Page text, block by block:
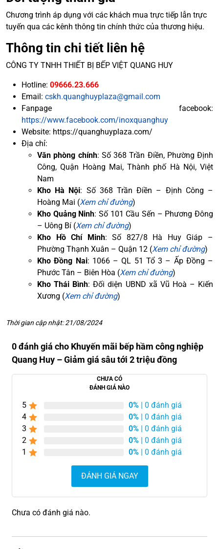
Chương trình áp dụng với các khách mua trực tiếp lẫn trực
tuyến qua các kênh thông tin chính thức của thương hiệu.
Thông tin chi tiết liên hệ
CÔNG TY TNHH THIẾT BỊ BẾP VIỆT QUANG HUY
Hotline: 09666.23.666
Email: cskh.quanghuyplaza@gmail.com
Fanpage facebook:
https://www.facebook.com/inoxquanghuy
Website: https://quanghuyplaza.com/
Địa chỉ:
Văn phòng chính: Số 368 Trần Điền, Phường Định
Công, Quận Hoàng Mai, Thành phố Hà Nội, Việt
Nam
Kho Hà Nội: Số 368 Trần Điền – Định Công –
Hoàng Mai (Xem chỉ đường)
Kho Quảng Ninh: Số 101 Cầu Sến – Phương Đông
– Uông Bí (Xem chỉ đường)
Kho Hồ Chí Minh: Số 827/8 Hà Huy Giáp –
Phường Thạnh Xuân – Quận 12 (Xem chỉ đường)
Kho Đồng Nai: 1066 – QL 51 Tổ 3 – Ấp Đồng –
Phước Tân – Biên Hòa (Xem chỉ đường)
Kho Thái Bình: Đối diện UBND xã Vũ Hoà – Kiến
Xương (Xem chỉ đường)
Thời gian cập nhật: 21/08/2024
0 đánh giá cho Khuyến mãi bếp hầm công nghiệp
Quang Huy – Giảm giá sâu tới 2 triệu đồng
CHƯA CÓ
ĐÁNH GIÁ NÀO
5 0% | 0 đánh giá
4
0% | 0 đánh giá
3
0% | 0 đánh giá
2
0% | 0 đánh giá
1
0% | 0 đánh giá
ĐÁNH GIÁ NGAY
Chưa có đánh giá nào.